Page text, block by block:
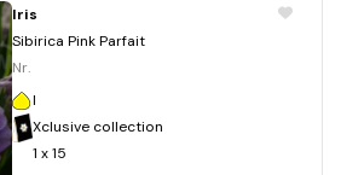
Iris
Sibirica Pink Parfait
Nr.
I
Xclusive collection
1 x 15